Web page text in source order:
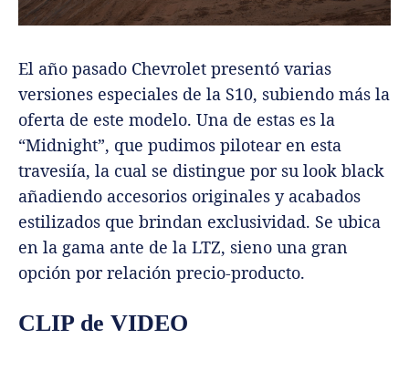
El año pasado Chevrolet presentó varias
versiones especiales de la S10, subiendo más la
oferta de este modelo. Una de estas es la
“Midnight”, que pudimos pilotear en esta
travesiía, la cual se distingue por su look black
añadiendo accesorios originales y acabados
estilizados que brindan exclusividad. Se ubica
en la gama ante de la LTZ, sieno una gran
opción por relación precio-producto.
CLIP de VIDEO